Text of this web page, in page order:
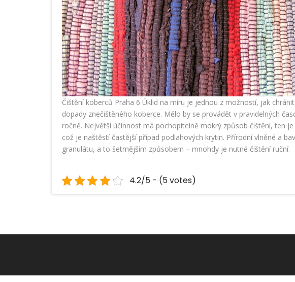
Čištění koberců Praha 6 Úklid na míru je jednou z možností, jak
dopady znečištěného koberce. Mělo by se provádět v pravidelných
ročně. Největší účinnost má pochopitelně mokrý způsob čištění, ten
což je naštěstí častější případ podlahových krytin. Přírodní vlněné a
granulátu, a to šetrnějším způsobem – mnohdy je nutné čištění ruční.
4.2/5 - (5 votes)